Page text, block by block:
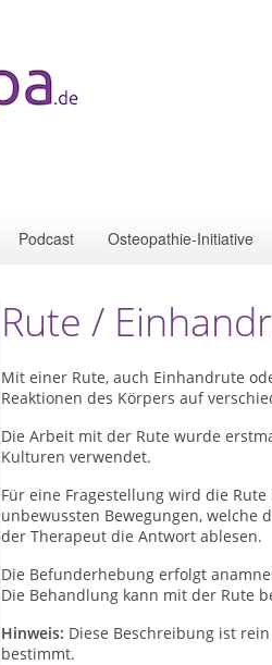
Podcast Osteopathie-Initiative
Rute /
Mit einer Rute, auch Einhandrute
Reaktionen des Körpers auf
Die Arbeit mit der Rute wurde
Kulturen verwendet.
Für eine Fragestellung wird die
unbewussten Bewegungen, welche
der Therapeut die Antwort ablesen.
Die Befunderhebung erfolgt
Die Behandlung kann mit der Rute
Hinweis: Diese Beschreibung ist
bestimmt.